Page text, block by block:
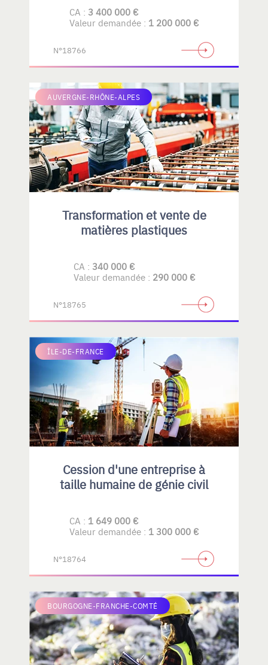
CA : 3 400 000 €
Valeur demandée : 1 200 000 €
N°18766
AUVERGNE-RHÔNE-ALPES
Transformation et vente de
matières plastiques
CA : 340 000 €
Valeur demandée : 290 000 €
N°18765
ÎLE-DE-FRANCE
Cession d'une entreprise à
taille humaine de génie civil
CA : 1 649 000 €
Valeur demandée : 1 300 000 €
N°18764
BOURGOGNE-FRANCHE-COMTÉ